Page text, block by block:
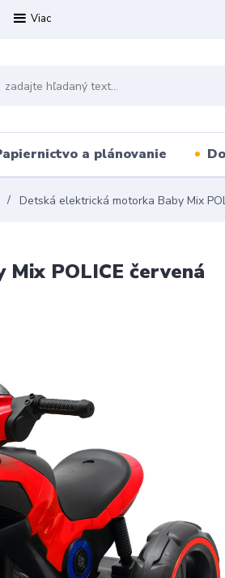
Viac
a plánovanie
Detská elektrická motorka Baby Mix
POLICE červená